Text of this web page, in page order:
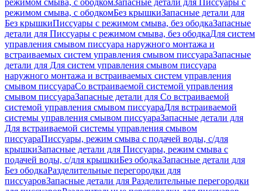
режимом смыва, с ободкомЗапасные детали для Писсуары с
режимом смыва, с ободкомБез крышкиЗапасные детали для
Без крышкиПиссуары с режимом смыва, без ободкаЗапасные
детали для Писсуары с режимом смыва, без ободкаДля систем
управления смывом писсуара наружного монтажа и
встраиваемых систем управления смывом писсуараЗапасные
детали для Для систем управления смывом писсуара
наружного монтажа и встраиваемых систем управления
смывом писсуараСо встраиваемой системой управления
смывом писсуараЗапасные детали для Со встраиваемой
системой управления смывом писсуараДля встраиваемой
системы управления смывом писсуараЗапасные детали для
Для встраиваемой системы управления смывом
писсуараПиссуары, режим смыва с подачей воды, с/для
крышкиЗапасные детали для Писсуары, режим смыва с
подачей воды, с/для крышкиБез ободкаЗапасные детали для
Без ободкаРазделительные перегородки для
писсуаровЗапасные детали для Разделительные перегородки